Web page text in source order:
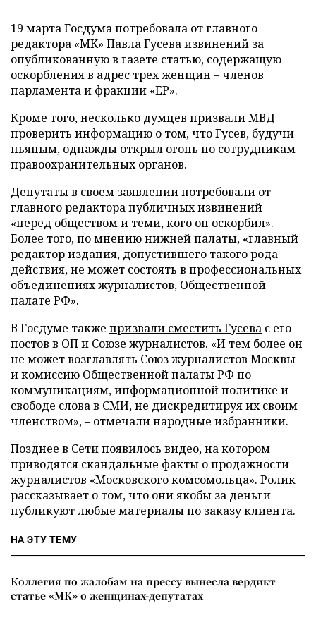
19 марта Госдума потребовала от главного
редактора «МК» Павла Гусева извинений за
опубликованную в газете статью, содержащую
оскорбления в адрес трех женщин – членов
парламента и фракции «ЕР».
Кроме того, несколько думцев призвали МВД
проверить информацию о том, что Гусев, будучи
пьяным, однажды открыл огонь по сотрудникам
правоохранительных органов.
Депутаты в своем заявлениипотребовали от
главного редактора публичных извинений
«перед обществом и теми, кого он оскорбил».
Более того, по мнению нижней палаты, «главный
редактор издания, допустившего такого рода
действия, не может состоять в профессиональных
объединениях журналистов, Общественной
палате РФ».
В Госдуме также призвали сместить Гусева с его
постов в ОП и Союзе журналистов. «И тем более он
не может возглавлять Союз журналистов Москвы
и комиссию Общественной палаты РФ по
коммуникациям, информационной политике и
свободе слова в СМИ, не дискредитируя их своим
членством», – отмечали народные избранники.
Позднее в Сети появилось видео, на котором
приводятся скандальные факты о продажности
журналистов «Московского комсомольца». Ролик
рассказывает о том, что они якобы за деньги
публикуют любые материалы по заказу клиента.
НА ЭТУ ТЕМУ
Коллегия по жалобам на прессу вынесла вердикт
статье «МК» о женщинах-депутатах